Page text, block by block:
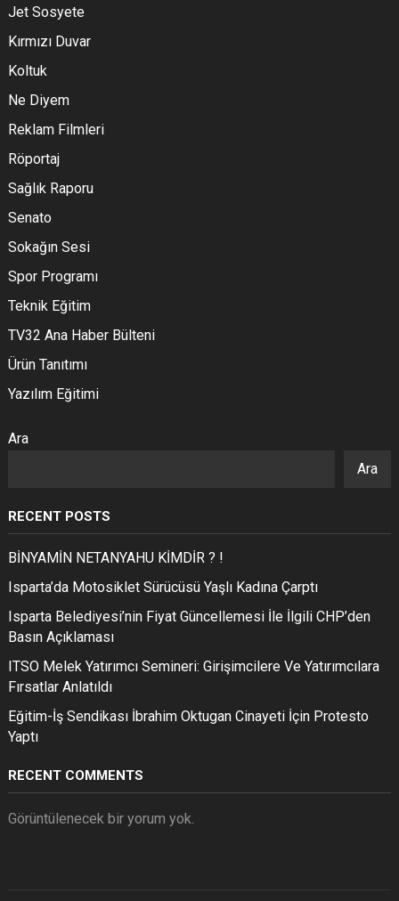
Jet Sosyete
Kırmızı Duvar
Koltuk
Ne Diyem
Reklam Filmleri
Röportaj
Sağlık Raporu
Senato
Sokağın Sesi
Spor Programı
Teknik Eğitim
TV32 Ana Haber Bülteni
Ürün Tanıtımı
Yazılım Eğitimi
Ara
Ara
RECENT POSTS
BİNYAMİN NETANYAHU KİMDİR ? !
Isparta’da Motosiklet Sürücüsü Yaşlı Kadına Çarptı
Isparta Belediyesi’nin Fiyat Güncellemesi İle İlgili CHP’den
Basın Açıklaması
ITSO Melek Yatırımcı Semineri: Girişimcilere Ve Yatırımcılara
Fırsatlar Anlatıldı
Eğitim-İş Sendikası İbrahim Oktugan Cinayeti İçin Protesto
Yaptı
RECENT COMMENTS
Görüntülenecek bir yorum yok.